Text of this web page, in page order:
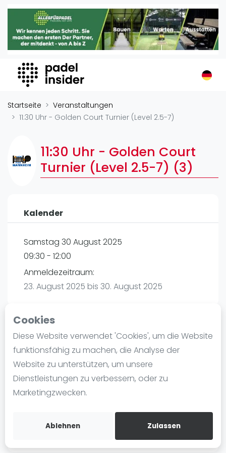
Cookies
Diese Website verwendet 'Cookies', um die Website
funktionsfähig zu machen, die Analyse der
Website zu unterstützen, um unsere
Dienstleistungen zu verbessern, oder zu
Marketingzwecken.
Ablehnen Zulassen
Padel Insider
Home
Organisationen
Buchungssysteme
Padel-Shops
Padel-Marken
Verschiedenes
Veranstaltungen
Playtomic
Ranking
Männer
Frauen
FIP Männer
Blog
Die Geschichte von Padel
Regeln und Punktzählung
Padel Schläge
Video
Startseite
Veranstaltungen
11:30 Uhr - Golden Court Turnier (Level 2.5-7)
11:30 Uhr - Golden Court
Turnier (Level 2.5-7) (3)
Kalender
Samstag 30 August 2025
09:30 - 12:00
Anmeldezeitraum:
23. August 2025 bis 30. August 2025
Playtomic
maba! Padel Mannheim | Mannheim
Christian-Friedrich-Schwan-Straße 5-7
68167Mannheim
playtomic.io